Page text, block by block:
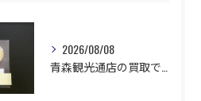
2026/08/08